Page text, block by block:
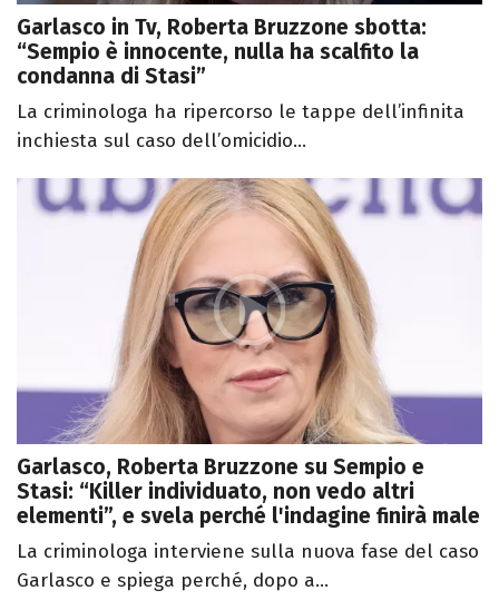
Garlasco in Tv, Roberta Bruzzone sbotta:
“Sempio è innocente, nulla ha scalfito la
condanna di Stasi”
La criminologa ha ripercorso le tappe dell’infinita
inchiesta sul caso dell’omicidio...
Garlasco, Roberta Bruzzone su Sempio e
Stasi: “Killer individuato, non vedo altri
elementi”, e svela perché l'indagine finirà male
La criminologa interviene sulla nuova fase del caso
Garlasco e spiega perché, dopo a...